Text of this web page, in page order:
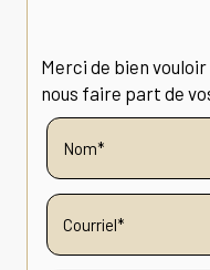
Merci de bien
nous faire part de